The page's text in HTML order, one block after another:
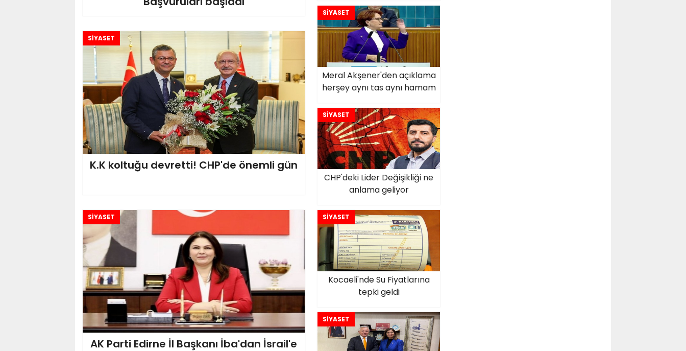
SİYASET
Meral Akşener'den açıklama
herşey aynı tas aynı hamam
SİYASET
K.K koltuğu devretti! CHP'de önemli gün
SİYASET
CHP'deki Lider Değişikliği ne
anlama geliyor
SİYASET
Kocaeli'nde Su Fiyatlarına
tepki geldi
SİYASET
AK Parti Edirne İl Başkanı İba'dan İsrail'e
SİYASET